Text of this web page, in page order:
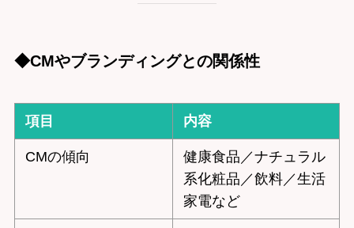
◆CMやブランディングとの関係性
項目 内容
CMの傾向
健康食品／ナチュラル
系化粧品／飲料／生活
家電など